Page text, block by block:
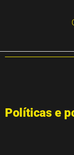
Políticas e